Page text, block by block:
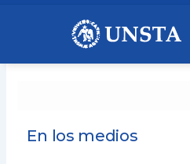
En los medios